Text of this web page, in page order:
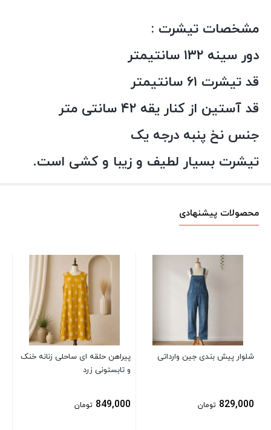
مشخصات تیشرت :
دور سینه ۱۳۲ سانتیمتر
قد تیشرت ۶۱ سانتیمتر
قد آستین از کنار یقه ۴۲ سانتی متر
جنس نخ پنبه درجه یک
تیشرت بسیار لطیف و زیبا و کشی است.
محصولات پیشنهادی
شلوار پیش بندی جین وارداتی
829,000 تومان
پیراهن حلقه ای ساحلی زنانه خنک
و تابستونی زرد
849,000 تومان